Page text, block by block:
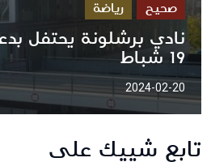
صحيح رياضة
نادي برشلونة يحتفل
19 شباط
2024-02-20
تابع شييك على